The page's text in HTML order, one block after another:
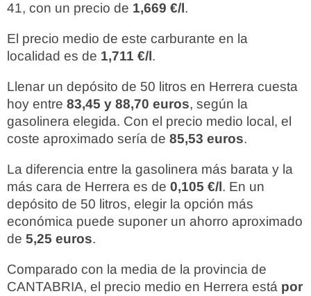
41, con un precio de 1,669 €/l.
El precio medio de este carburante en la
localidad es de 1,711 €/l.
Llenar un depósito de 50 litros en Herrera cuesta
hoy entre 83,45 y 88,70 euros, según la
gasolinera elegida. Con el precio medio local, el
coste aproximado sería de 85,53 euros.
La diferencia entre la gasolinera más barata y la
más cara de Herrera es de 0,105 €/l. En un
depósito de 50 litros, elegir la opción más
económica puede suponer un ahorro aproximado
de 5,25 euros.
Comparado con la media de la provincia de
CANTABRIA, el precio medio en Herrera está por